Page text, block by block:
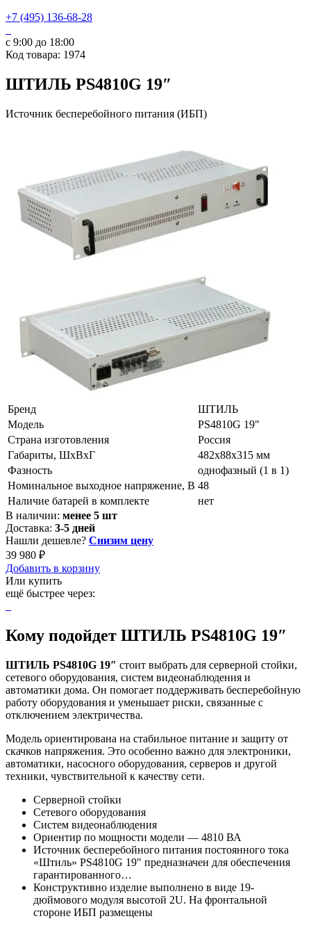
+7 (495) 136-68-28
с 9:00 до 18:00
Код товара: 1974
ШТИЛЬ PS4810G 19″
Источник бесперебойного питания (ИБП)
Бренд
ШТИЛЬ
Модель
PS4810G 19"
Страна изготовления
Россия
Габариты, ШхВхГ
482х88х315 мм
Фазность
однофазный (1 в 1)
Номинальное выходное напряжение, В 48
Наличие батарей в комплекте
нет
В наличии: менее 5 шт
Доставка: 3-5 дней
Нашли дешевле? Снизим цену
39 980 ₽
Добавить в корзину
Или купить
ещё быстрее через:
Кому подойдет ШТИЛЬ PS4810G 19″
ШТИЛЬ PS4810G 19″ стоит выбрать для серверной стойки,
сетевого оборудования, систем видеонаблюдения и
автоматики дома. Он помогает поддерживать бесперебойную
работу оборудования и уменьшает риски, связанные с
отключением электричества.
Модель ориентирована на стабильное питание и защиту от
скачков напряжения. Это особенно важно для электроники,
автоматики, насосного оборудования, серверов и другой
техники, чувствительной к качеству сети.
Серверной стойки
Сетевого оборудования
Систем видеонаблюдения
Ориентир по мощности модели — 4810 ВА
Источник бесперебойного питания постоянного тока
«Штиль» PS4810G 19" предназначен для обеспечения
гарантированного…
Конструктивно изделие выполнено в виде 19-
дюймового модуля высотой 2U. На фронтальной
стороне ИБП размещены